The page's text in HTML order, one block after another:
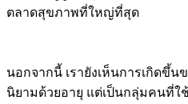
ตลาดสุขภาพที่ใหญ่ที่สุด
นอกจากนี้ เรายังเห็นการเกิดขึ้น
นิยามด้วยอายุ แต่เป็นกลุ่มคนที่ใ